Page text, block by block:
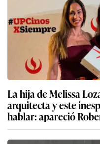
La hija de Melissa
arquitecta y este
hablar: apareció